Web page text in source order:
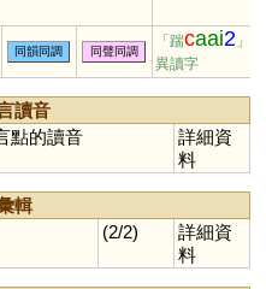
同韻同調 同聲同調
「踹caai2 」的
異讀字
讀音
點的讀音
詳細資
料
輯
(2/2)
詳細資
料